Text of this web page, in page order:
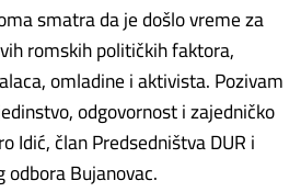
smatra da je došlo vreme za
romskih političkih faktora,
omladine i aktivista. Pozivam
odgovornost i zajedničko
Idić, član Predsedništva DUR i
Bujanovac.